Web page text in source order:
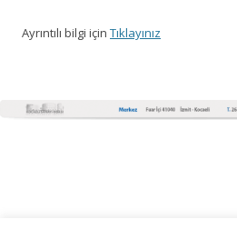
Ayrıntılı bilgi için Tıklayınız